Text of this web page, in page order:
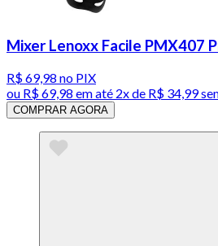
Mixer Lenoxx Facile PMX407
R$ 69,98 no PIX
ou R$ 69,98 em até 2x de R$ 34,99
COMPRAR AGORA